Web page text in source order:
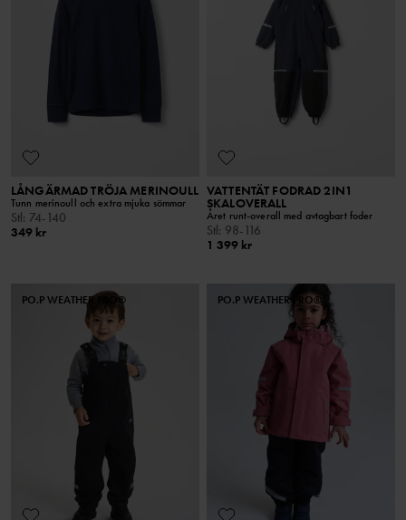
LÅNGÄRMAD TRÖJA MERINOULL
Tunn merinoull och extra mjuka sömmar
Stl: 74-140
349 kr
VATTENTÄT FODRAD 2IN1
SKALOVERALL
Året runt-overall med avtagbart foder
Stl: 98-116
1 399 kr
PO.P WEATHER PRO® PO.P WEATHER PRO®